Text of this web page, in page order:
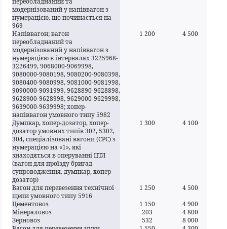
модернізований у напіввагон з
нумерацією, що починається на
969
Напіввагон; вагон
переобладнаний та
модернізований у напіввагон з
нумерацією в інтервалах 3225968-
3226499, 9068000-9069998,
9080000-9080198, 9080200-9080398,
9080400-9080998, 9081000-9081998,
9090000-9091999, 9628890-9628898,
9628900-9628998, 9629000-9629998,
9639000-9639998; хопер-
напіввагон умовного типу 5982
1 200 4 500
Думпкар, хопер-дозатор, хопер-
дозатор умовних типів 302, 5302,
304, спеціалізовані вагони (СРС) з
нумерацією на «1», які
знаходяться в оперуванні ЦТЛ
(вагон для проїзду бригад
супроводження, думпкар, хопер-
дозатор)
1 300 4 100
Вагон для перевезення технічної
щепи умовного типу 5916
1 250
4 500
Цементовоз
1 150
4 900
Мінераловоз
203
4 800
Зерновоз
532
8 000